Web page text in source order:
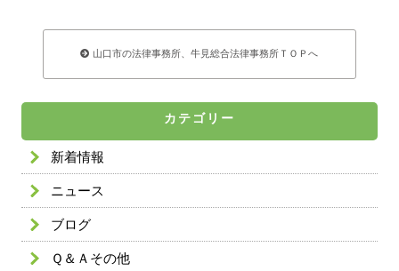
山口市の法律事務所、牛見総合法律事務所ＴＯＰへ
カテゴリー
新着情報
ニュース
ブログ
Ｑ＆Ａその他